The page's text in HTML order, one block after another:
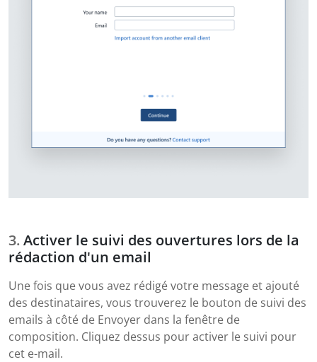
Activer le suivi des ouvertures lors de la
rédaction d'un email
Une fois que vous avez rédigé votre message et ajouté
des destinataires, vous trouverez le bouton de suivi des
emails à côté de Envoyer dans la fenêtre de
composition. Cliquez dessus pour activer le suivi pour
cet e-mail.